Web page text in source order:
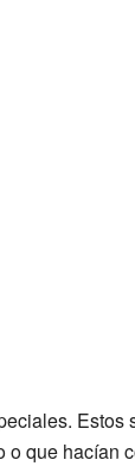
que hacían